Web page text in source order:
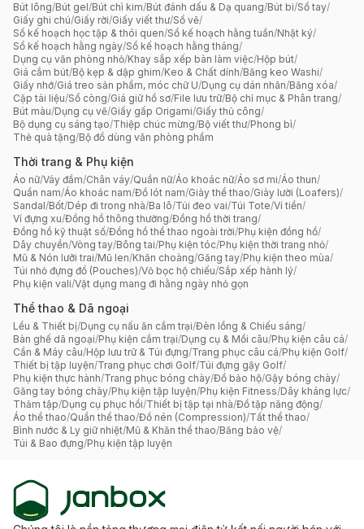
Bút lông/Bút gel/Bút chì kim/Bút đánh dấu & Dạ quang/Bút bi/Sổ tay/
Giấy ghi chú/Giấy rời/Giấy viết thư/Sổ vẽ/
Sổ kế hoạch học tập & thói quen/Sổ kế hoạch hằng tuần/Nhật ký/
Sổ kế hoạch hằng ngày/Sổ kế hoạch hằng tháng/
Dụng cụ văn phòng nhỏ/Khay sắp xếp bàn làm việc/Hộp bút/
Giá cắm bút/Bộ kẹp & dập ghim/Keo & Chất dính/Băng keo Washi/
Giấy nhớ/Giá treo sản phẩm, móc chữ U/Dụng cụ dán nhãn/Băng xóa/
Cặp tài liệu/Sổ còng/Giá giữ hồ sơ/File lưu trữ/Bộ chỉ mục & Phân trang/
Bút màu/Dụng cụ vẽ/Giấy gấp Origami/Giấy thủ công/
Bộ dụng cụ sáng tạo/Thiệp chúc mừng/Bộ viết thư/Phong bì/
Thẻ quà tặng/Bộ đồ dùng văn phòng phẩm
Thời trang & Phụ kiện
Áo nữ/Váy đầm/Chân váy/Quần nữ/Áo khoác nữ/Áo sơ mi/Áo thun/
Quần nam/Áo khoác nam/Đồ lót nam/Giày thể thao/Giày lười (Loafers)/
Sandal/Bốt/Dép đi trong nhà/Ba lô/Túi đeo vai/Túi Tote/Ví tiền/
Ví đựng xu/Đồng hồ thông thường/Đồng hồ thời trang/
Đồng hồ kỹ thuật số/Đồng hồ thể thao ngoài trời/Phụ kiện đồng hồ/
Dây chuyền/Vòng tay/Bông tai/Phụ kiện tóc/Phụ kiện thời trang nhỏ/
Mũ & Nón lưỡi trai/Mũ len/Khăn choàng/Găng tay/Phụ kiện theo mùa/
Túi nhỏ đựng đồ (Pouches)/Vỏ bọc hộ chiếu/Sắp xếp hành lý/
Phụ kiện vali/Vật dụng mang đi hằng ngày nhỏ gọn
Thể thao & Dã ngoại
Lều & Thiết bị/Dụng cụ nấu ăn cắm trại/Đèn lồng & Chiếu sáng/
Bàn ghế dã ngoại/Phụ kiện cắm trại/Dụng cụ & Mồi câu/Phụ kiện câu cá/
Cần & Máy câu/Hộp lưu trữ & Túi đựng/Trang phục câu cá/Phụ kiện Golf/
Thiết bị tập luyện/Trang phục chơi Golf/Túi đựng gậy Golf/
Phụ kiện thực hành/Trang phục bóng chày/Đồ bảo hộ/Gậy bóng chày/
Găng tay bóng chày/Phụ kiện tập luyện/Phụ kiện Fitness/Dây kháng lực/
Thảm tập/Dụng cụ phục hồi/Thiết bị tập tại nhà/Đồ tập năng động/
Áo thể thao/Quần thể thao/Đồ nén (Compression)/Tất thể thao/
Bình nước & Ly giữ nhiệt/Mũ & Khăn thể thao/Băng bảo vệ/
Túi & Bao đựng/Phụ kiện tập luyện